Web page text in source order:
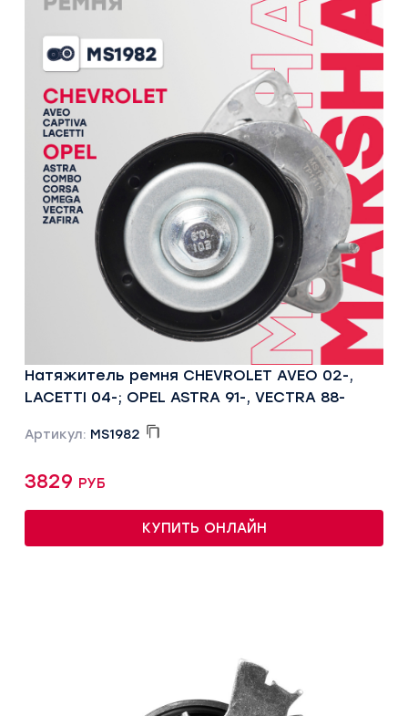
Натяжитель ремня CHEVROLET AVEO 02-,
LACETTI 04-; OPEL ASTRA 91-, VECTRA 88-
Артикул: MS1982
3829 руб
КУПИТЬ ОНЛАЙН